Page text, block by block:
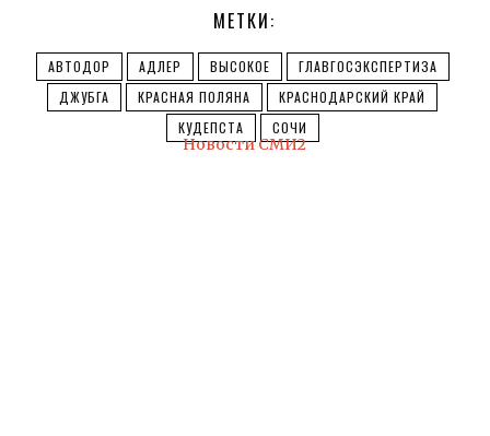
МЕТКИ:
АВТОДОР АДЛЕР ВЫСОКОЕ
ГЛАВГОСЭКСПЕРТИЗА
ДЖУБГА
КРАСНАЯ ПОЛЯНА
КРАСНОДАРСКИЙ КРАЙ
КУДЕПСТА
СОЧИ
Новости СМИ2